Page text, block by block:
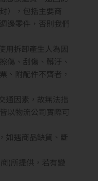
），包括主要商
邊零件，否則我們
用拆卸產生人為因
傷、刮傷、髒汙、
、附配件不齊者，
通因素，故無法指
以物流公司實際可
如遇商品缺貨、斷
)所提供，若有變